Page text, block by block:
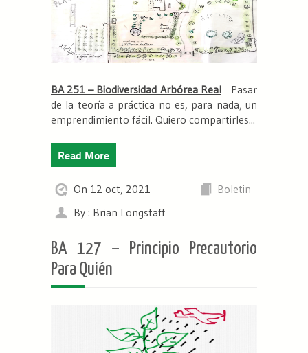
BA 251 – Biodiversidad Arbórea RealPasar
de la teoría a práctica no es, para nada, un
emprendimiento fácil. Quiero compartirles...
Read More
On 12 oct, 2021
Boletin
By : Brian Longstaff
BA 127 – Principio Precautorio
Para Quién